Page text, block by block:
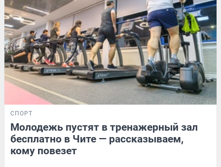
СПОРТ
Молодежь пустят в тренажерный зал
бесплатно в Чите — рассказываем,
кому повезет